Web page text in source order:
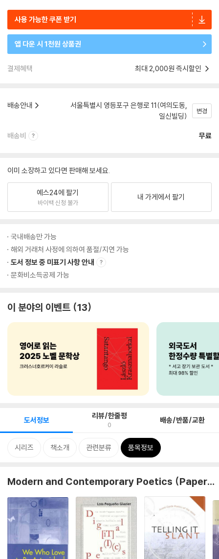
사용 가능한 쿠폰 받기
앱 다운 시 1천원 상품권
결제혜택 최대 2,000원 즉시할인
배송안내
서울특별시 영등포구 은행로 11(여의도동,
일신빌딩)
변경
배송비 무료
이미 소장하고 있다면 판매해 보세요.
예스24에 팔기
바이백 신청 불가
내 가게에서 팔기
국내배송만 가능
해외 거래처 사정에 의하여 품절/지연 가능
도서 정보 중 미표기 사항 안내
문화비소득공제 가능
이 분야의 이벤트 13
도서정보 리뷰/한줄평
0 배송/반품/교환
시리즈 책소개 관련분류 품목정보
Modern and Contemporary Poetics (Paperback)